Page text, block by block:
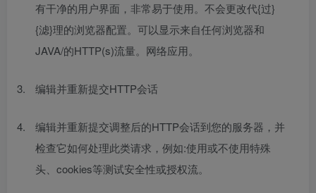
有干净的用户界面，非常易于使用。不会更改代{过}
{滤}理的浏览器配置。可以显示来自任何浏览器和
JAVA/的HTTP(s)流量。网络应用。
编辑并重新提交HTTP会话
编辑并重新提交调整后的HTTP会话到您的服务器，并
检查它如何处理此类请求，例如:使用或不使用特殊
头、cookies等测试安全性或授权流。